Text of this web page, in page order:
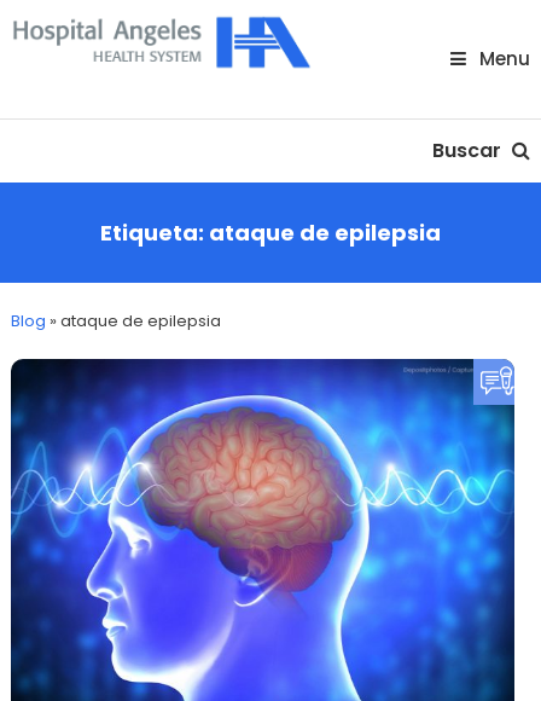
Skip
To
Menu
Buscar
Etiqueta: ataque de epilepsia
Blog »ataque de epilepsia